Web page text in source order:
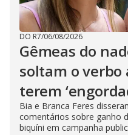
DO R7/06/08/2026
Gêmeas do
soltam o verbo
terem
Bia e Branca Feres
comentários sobre ganho
biquíni em campanha